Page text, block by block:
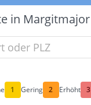
in Margitmajor
1 Gering 2 Erhöht 3